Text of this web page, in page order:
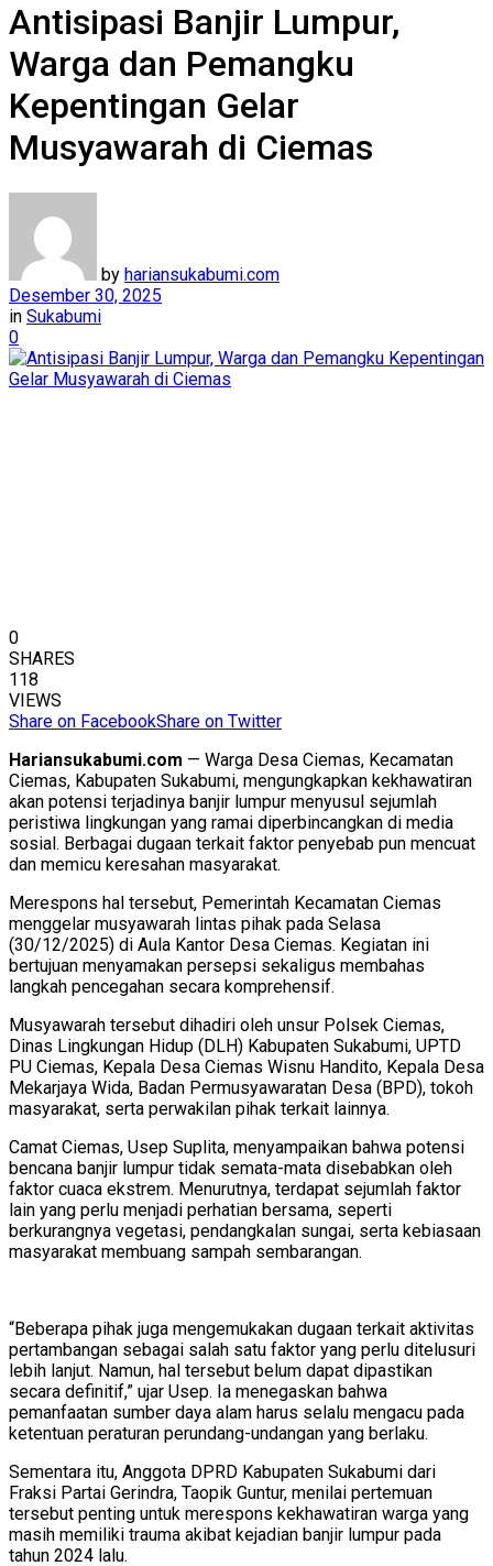
Antisipasi Banjir Lumpur,
Warga dan Pemangku
Kepentingan Gelar
Musyawarah di Ciemas
by hariansukabumi.com
Desember 30, 2025
in Sukabumi
0
0
SHARES
118
VIEWS
Share on FacebookShare on Twitter
Hariansukabumi.com — Warga Desa Ciemas, Kecamatan
Ciemas, Kabupaten Sukabumi, mengungkapkan kekhawatiran
akan potensi terjadinya banjir lumpur menyusul sejumlah
peristiwa lingkungan yang ramai diperbincangkan di media
sosial. Berbagai dugaan terkait faktor penyebab pun mencuat
dan memicu keresahan masyarakat.
Merespons hal tersebut, Pemerintah Kecamatan Ciemas
menggelar musyawarah lintas pihak pada Selasa
(30/12/2025) di Aula Kantor Desa Ciemas. Kegiatan ini
bertujuan menyamakan persepsi sekaligus membahas
langkah pencegahan secara komprehensif.
Musyawarah tersebut dihadiri oleh unsur Polsek Ciemas,
Dinas Lingkungan Hidup (DLH) Kabupaten Sukabumi, UPTD
PU Ciemas, Kepala Desa Ciemas Wisnu Handito, Kepala Desa
Mekarjaya Wida, Badan Permusyawaratan Desa (BPD), tokoh
masyarakat, serta perwakilan pihak terkait lainnya.
Camat Ciemas, Usep Suplita, menyampaikan bahwa potensi
bencana banjir lumpur tidak semata-mata disebabkan oleh
faktor cuaca ekstrem. Menurutnya, terdapat sejumlah faktor
lain yang perlu menjadi perhatian bersama, seperti
berkurangnya vegetasi, pendangkalan sungai, serta kebiasaan
masyarakat membuang sampah sembarangan.
“Beberapa pihak juga mengemukakan dugaan terkait aktivitas
pertambangan sebagai salah satu faktor yang perlu ditelusuri
lebih lanjut. Namun, hal tersebut belum dapat dipastikan
secara definitif,” ujar Usep. Ia menegaskan bahwa
pemanfaatan sumber daya alam harus selalu mengacu pada
ketentuan peraturan perundang-undangan yang berlaku.
Sementara itu, Anggota DPRD Kabupaten Sukabumi dari
Fraksi Partai Gerindra, Taopik Guntur, menilai pertemuan
tersebut penting untuk merespons kekhawatiran warga yang
masih memiliki trauma akibat kejadian banjir lumpur pada
tahun 2024 lalu.